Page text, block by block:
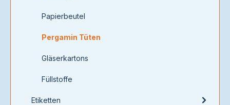
Papierbeutel
Pergamin Tüten
Gläserkartons
Füllstoffe
Etiketten